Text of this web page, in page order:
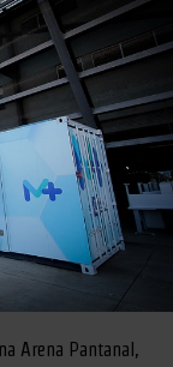
Arena Pantanal,